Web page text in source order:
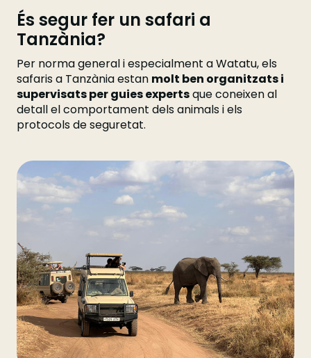
És segur fer un safari a
Tanzània?
Per norma general i especialment a Watatu, els
safaris a Tanzània estan molt ben organitzats i
supervisats per guies expertsque coneixen al
detall el comportament dels animals i els
protocols de seguretat.